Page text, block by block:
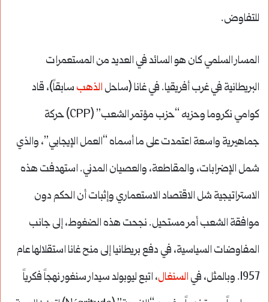
للتفاوض.
المسار السلمي كان هو السائد في العديد من المستعمرات
البريطانية في غرب أفريقيا. في غانا (ساحل الذهب سابقاً)، قاد
كوامي نكروما وحزبه “حزب مؤتمر الشعب” (CPP) حركة
جماهيرية واسعة اعتمدت على ما أسماه “العمل الإيجابي”، والذي
شمل الإضرابات، والمقاطعة، والعصيان المدني. استهدفت هذه
الاستراتيجية شل الاقتصاد الاستعماري وإثبات أن الحكم دون
موافقة الشعب أمر مستحيل. نجحت هذه الضغوط، إلى جانب
المفاوضات السياسية، في دفع بريطانيا إلى منح غانا استقلالها عام
1957. وبالمثل، في
السنغال، اتبع ليوبولد سيدار سنغور نهجاً فكرياً